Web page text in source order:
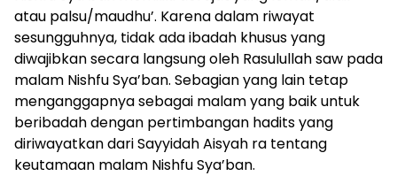
atau palsu/maudhu’. Karena dalam riwayat
sesungguhnya, tidak ada ibadah khusus yang
diwajibkan secara langsung oleh Rasulullah saw pada
malam Nishfu Sya’ban. Sebagian yang lain tetap
menganggapnya sebagai malam yang baik untuk
beribadah dengan pertimbangan hadits yang
diriwayatkan dari Sayyidah Aisyah ra tentang
keutamaan malam Nishfu Sya’ban.